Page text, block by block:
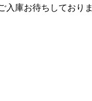
入庫お待ちしており